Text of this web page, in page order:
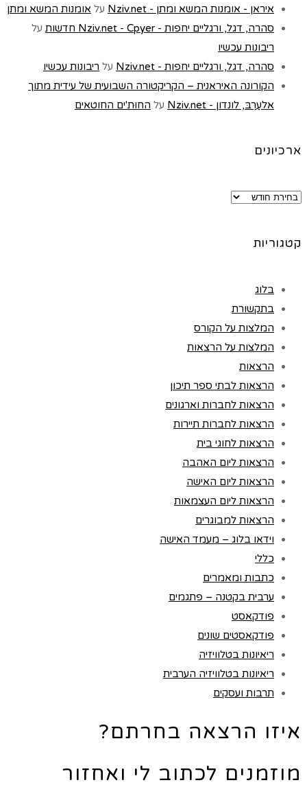
איראן - אומנות המשא ומתן - Nziv.net
על אומנות המשא ומתן
סהרה, דגל, ורגליים יחפות - Nziv.net - Cpyer חדשות
על
ריבונות עכשיו
סהרה, דגל, ורגליים יחפות - Nziv.net
על ריבונות עכשיו
הקורונה האיראנית – הקריקטורה השבועית של עידית מתוך
אלעַרַבּ, לונדון - Nziv.net
על החוּת'ים החוטאים
ארכיונים
ארכיונים
קטגוריות
בלוג
בתקשורת
המלצות על הקורס
המלצות על הרצאות
הרצאות
הרצאות לבתי ספר תיכון
הרצאות לחברות וארגונים
הרצאות לחברות תיירות
הרצאות לחוגי בית
הרצאות ליום האהבה
הרצאות ליום האישה
הרצאות ליום העצמאות
הרצאות למבוגרים
וידאו בלוג – מעמד האישה
כללי
כתבות ומאמרים
ערבית בקטנה – פתגמים
פודקאסט
פודקאסטים שונים
ריאיונות בטלוויזיה
ריאיונות בטלוויזיה הערבית
תרבות ועסקים
איזו הרצאה בחרתם?
מוזמנים לכתוב לי ואחזור